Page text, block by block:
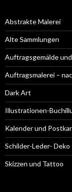
Abstrakte Malerei
Alte Sammlungen
Auftragsgemälde
Auftragsmalerei –
Dark Art
Illustrationen-
Kalender und
Schilder-Leder- Deko
Skizzen und Tattoo